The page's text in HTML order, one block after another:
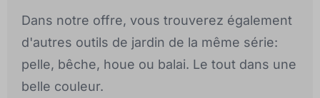
Dans notre offre, vous trouverez également
d'autres outils de jardin de la même série:
pelle, bêche, houe ou balai. Le tout dans une
belle couleur.